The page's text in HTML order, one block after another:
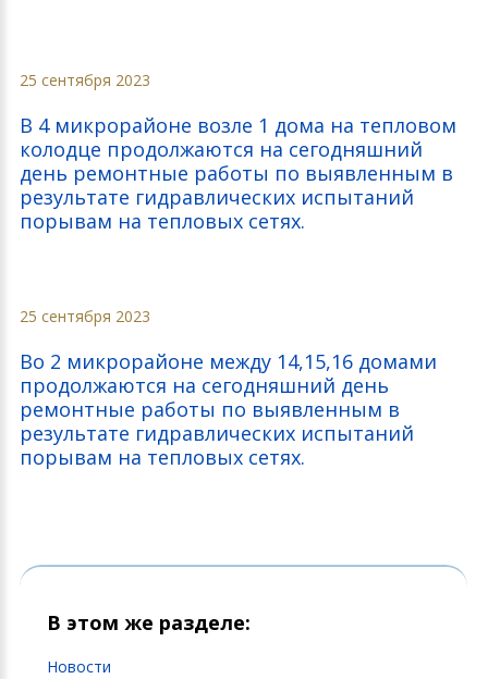
25 сентября 2023
В 4 микрорайоне возле 1 дома на тепловом
колодце продолжаются на сегодняшний
день ремонтные работы по выявленным в
результате гидравлических испытаний
порывам на тепловых сетях.
25 сентября 2023
Во 2 микрорайоне между 14,15,16 домами
продолжаются на сегодняшний день
ремонтные работы по выявленным в
результате гидравлических испытаний
порывам на тепловых сетях.
В этом же разделе:
Новости